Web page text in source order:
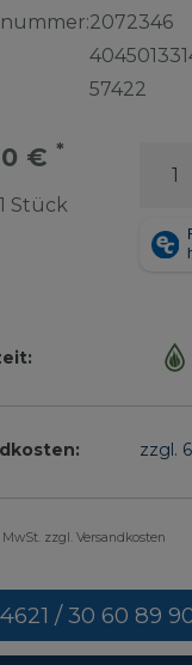
2072346
57422
€ *
1 Stück
zzgl.
zzgl. Versandkosten
/ 30 60 89